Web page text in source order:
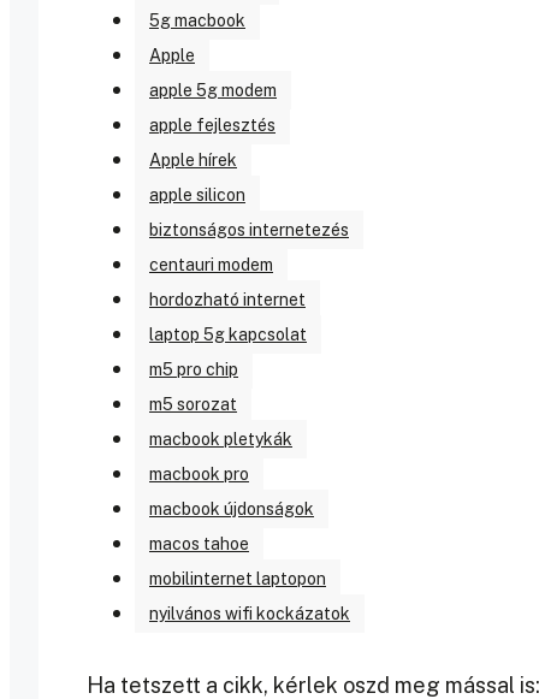
5g macbook
Apple
apple 5g modem
apple fejlesztés
Apple hírek
apple silicon
biztonságos internetezés
centauri modem
hordozható internet
laptop 5g kapcsolat
m5 pro chip
m5 sorozat
macbook pletykák
macbook pro
macbook újdonságok
macos tahoe
mobilinternet laptopon
nyilvános wifi kockázatok
Ha tetszett a cikk, kérlek oszd meg mással is: